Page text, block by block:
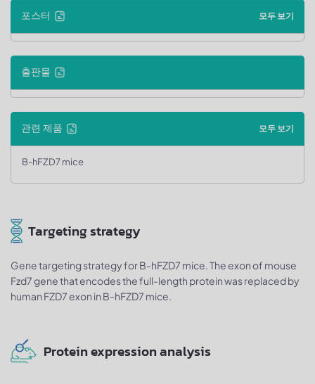
포스터 모두 보기
출판물
관련 제품 모두 보기
B-hFZD7 mice
Targeting strategy
Gene targeting strategy for B-hFZD7 mice. The exon of mouse
Fzd7 gene that encodes the full-length protein was replaced by
human FZD7 exon in B-hFZD7 mice.
Protein expression analysis